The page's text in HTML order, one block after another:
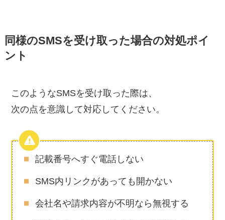
同様のSMSを受け取った場合の対処ポイ
ント
このようなSMSを受け取った際は、
次の点を意識して対応してください。
記載番号へすぐ電話しない
SMS内リンクがあっても開かない
会社名や請求内容が不明なら無視する